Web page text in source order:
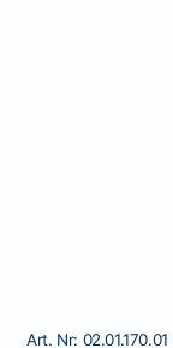
Art. Nr: 02.01.170.01